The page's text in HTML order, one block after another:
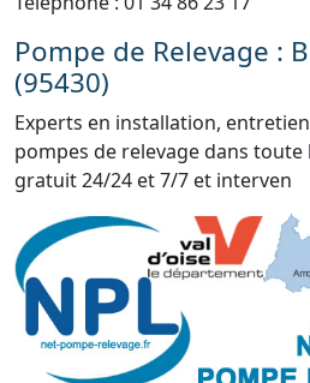
Pompe de Relevage :
(95430)
Experts en installation,
pompes de relevage dans toute
gratuit 24/24 et 7/7 et interven